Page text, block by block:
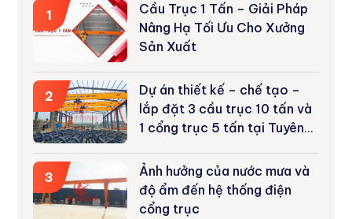
1
Cầu Trục 1 Tấn – Giải Pháp
Nâng Hạ Tối Ưu Cho Xưởng
Sản Xuất
2
Dự án thiết kế – chế tạo –
lắp đặt 3 cầu trục 10 tấn và
1 cổng trục 5 tấn tại Tuyên
3
Ảnh hưởng của nước mưa và
độ ẩm đến hệ thống điện
cổng trục